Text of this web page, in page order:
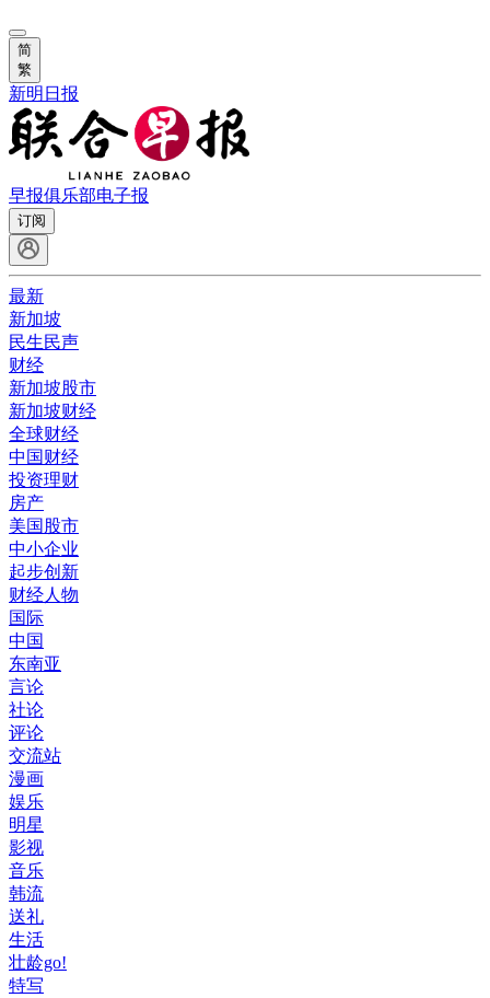
简
繁
新明日报
早报俱乐部电子报
订阅
最新
新加坡
民生民声
财经
新加坡股市
新加坡财经
全球财经
中国财经
投资理财
房产
美国股市
中小企业
起步创新
财经人物
国际
中国
东南亚
言论
社论
评论
交流站
漫画
娱乐
明星
影视
音乐
韩流
送礼
生活
壮龄go!
特写